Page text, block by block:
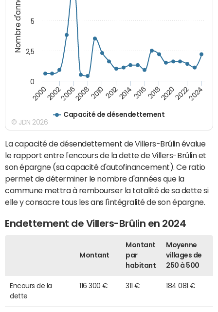
Nombre d'années
Capacité de désendettement
20002002200620082010 2012201420162018202020222024
0
2,5
5
© JDN 2026
La capacité de désendettement de Villers-Brûlin évalue
le rapport entre l'encours de la dette de Villers-Brûlin et
son épargne (sa capacité d'autofinancement). Ce ratio
permet de déterminer le nombre d'années que la
commune mettra à rembourser la totalité de sa dette si
elle y consacre tous les ans l'intégralité de son épargne.
Endettement de Villers-Brûlin en 2024
Montant
Montant
par
habitant
Moyenne
villages de
250 à 500
Encours de la
dette
116 300 € 311 € 184 081 €